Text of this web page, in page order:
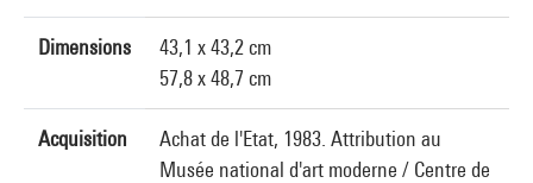
Dimensions
43,1 x 43,2 cm
57,8 x 48,7 cm
Acquisition
Achat de l'Etat, 1983. Attribution au
Musée national d'art moderne / Centre de